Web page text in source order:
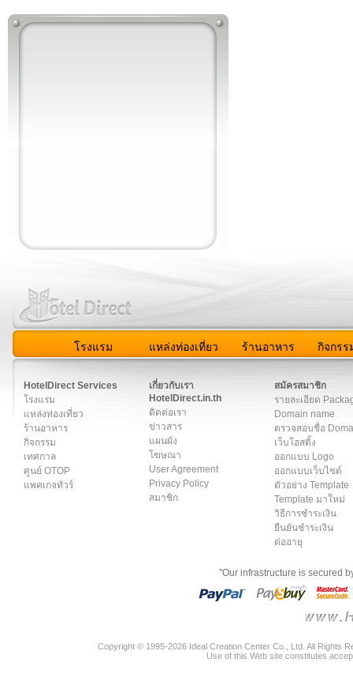
โรงแรม แหล่งท่องเที่ยว ร้านอาหาร กิจกรร
HotelDirect Services
โรงแรม
แหล่งท่องเที่ยว
ร้านอาหาร
กิจกรรม
เทศกาล
ศูนย์ OTOP
แพคเกจทัวร์
เกี่ยวกับเรา
HotelDirect.in.th
ติดต่อเรา
ข่าวสาร
แผนผัง
โฆษณา
User Agreement
Privacy Policy
สมาชิก
สมัครสมาชิก
รายละเอียด
Domain name
ตรวจสอบชื่อ
เว็บโฮสติ้ง
ออกแบบ Logo
ออกแบบเว็บไซต์
ตัวอย่าง Template
Template มาใหม่
วิธีการชำระเงิน
ยืนยันชำระเงิน
ต่ออายุ
"Our infrastructure is secured
Copyright © 1995-2026 Ideal Creation Center Co., Ltd. All Rights
Use of this Web site constitutes